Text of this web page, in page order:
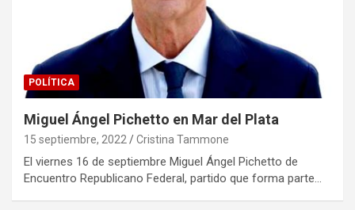
POLÍTICA
Miguel Ángel Pichetto en Mar del Plata
15 septiembre, 2022 Cristina Tammone
El viernes 16 de septiembre Miguel Ángel Pichetto de
Encuentro Republicano Federal, partido que forma parte…